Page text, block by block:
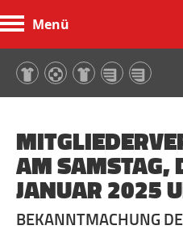
Menü
AM SAMSTAG,
JANUAR 2025
BEKANNTMACHUNG